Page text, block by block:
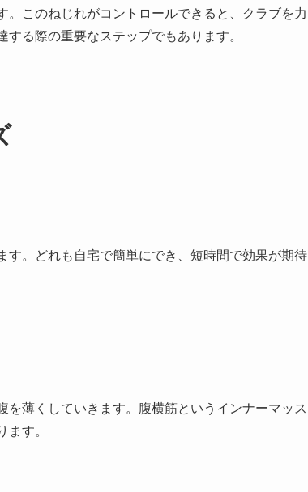
このねじれがコントロールできると、クラブを力
る際の重要なステップでもあります。
す。どれも自宅で簡単にでき、短時間で効果が期待
薄くしていきます。腹横筋というインナーマッス
す。